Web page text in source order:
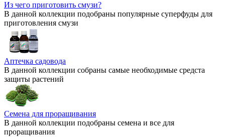
Из чего приготовить смузи?
В данной коллекции подобраны популярные суперфуды для
приготовления смузи
Аптечка садовода
В данной коллекции собраны самые необходимые средста
защиты растений
Семена для проращивания
В данной коллекции подобраны семена и все для
проращивания